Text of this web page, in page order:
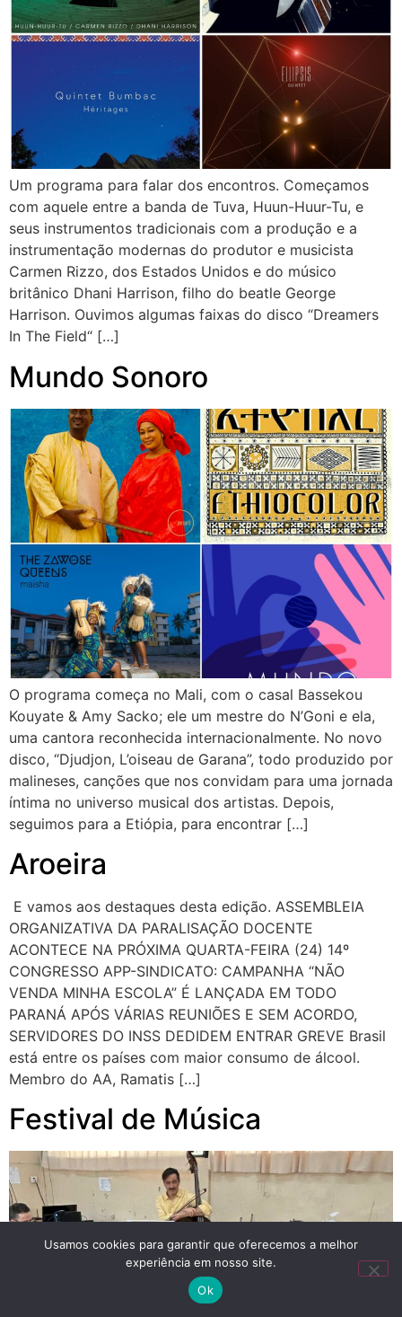
Um programa para falar dos encontros. Começamos
com aquele entre a banda de Tuva, Huun-Huur-Tu, e
seus instrumentos tradicionais com a produção e a
instrumentação modernas do produtor e musicista
Carmen Rizzo, dos Estados Unidos e do músico
britânico Dhani Harrison, filho do beatle George
Harrison. Ouvimos algumas faixas do disco “Dreamers
In The Field“ […]
Mundo Sonoro
O programa começa no Mali, com o casal Bassekou
Kouyate & Amy Sacko; ele um mestre do N’Goni e ela,
uma cantora reconhecida internacionalmente. No novo
disco, “Djudjon, L’oiseau de Garana”, todo produzido por
malineses, canções que nos convidam para uma jornada
íntima no universo musical dos artistas. Depois,
seguimos para a Etiópia, para encontrar […]
Aroeira
E vamos aos destaques desta edição. ASSEMBLEIA
ORGANIZATIVA DA PARALISAÇÃO DOCENTE
ACONTECE NA PRÓXIMA QUARTA-FEIRA (24) 14º
CONGRESSO APP-SINDICATO: CAMPANHA “NÃO
VENDA MINHA ESCOLA” É LANÇADA EM TODO
PARANÁ APÓS VÁRIAS REUNIÕES E SEM ACORDO,
SERVIDORES DO INSS DEDIDEM ENTRAR GREVE Brasil
está entre os países com maior consumo de álcool.
Membro do AA, Ramatis […]
Festival de Música
Usamos cookies para garantir que oferecemos a melhor
experiência em nosso site.
Ok